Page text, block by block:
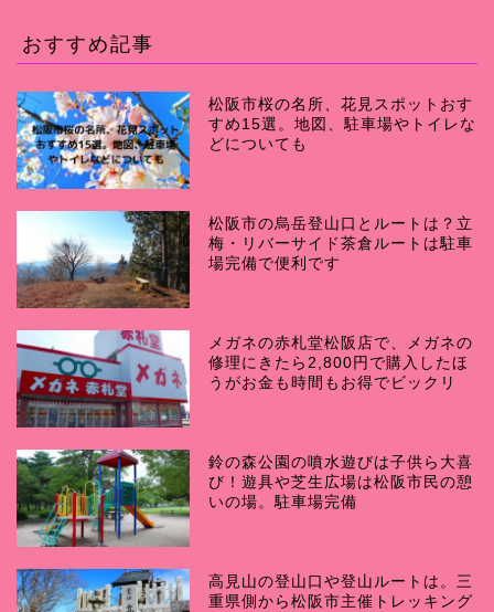
おすすめ記事
松阪市桜の名所、花見スポットおす
すめ15選。地図、駐車場やトイレな
どについても
松阪市の烏岳登山口とルートは？立
梅・リバーサイド茶倉ルートは駐車
場完備で便利です
メガネの赤札堂松阪店で、メガネの
修理にきたら2,800円で購入したほ
うがお金も時間もお得でビックリ
鈴の森公園の噴水遊びは子供ら大喜
び！遊具や芝生広場は松阪市民の憩
いの場。駐車場完備
高見山の登山口や登山ルートは。三
重県側から松阪市主催トレッキング